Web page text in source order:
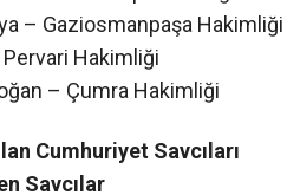
Cumhuriyet Savcıları
Savcılar
Cumhuriyet Savcılığı
– İstanbul Anadolu